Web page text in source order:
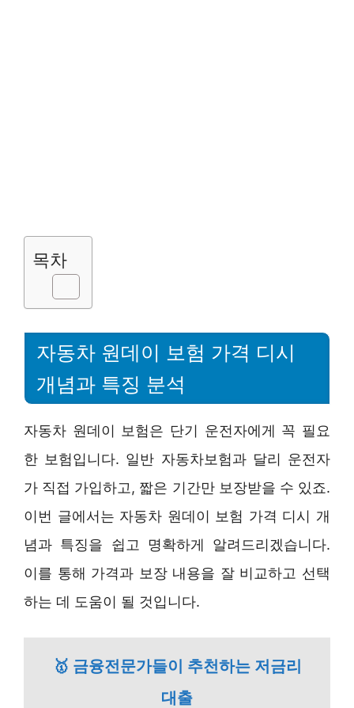
목차
자동차 원데이 보험 가격 디시
개념과 특징 분석
자동차 원데이 보험은 단기 운전자에게 꼭 필요
한 보험입니다. 일반 자동차보험과 달리 운전자
가 직접 가입하고, 짧은 기간만 보장받을 수 있죠.
이번 글에서는 자동차 원데이 보험 가격 디시 개
념과 특징을 쉽고 명확하게 알려드리겠습니다.
이를 통해 가격과 보장 내용을 잘 비교하고 선택
하는 데 도움이 될 것입니다.
🥇 금융전문가들이 추천하는 저금리
대출